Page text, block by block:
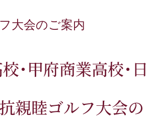
大会のご案内
･甲府商業高校･
親睦ゴルフ大会